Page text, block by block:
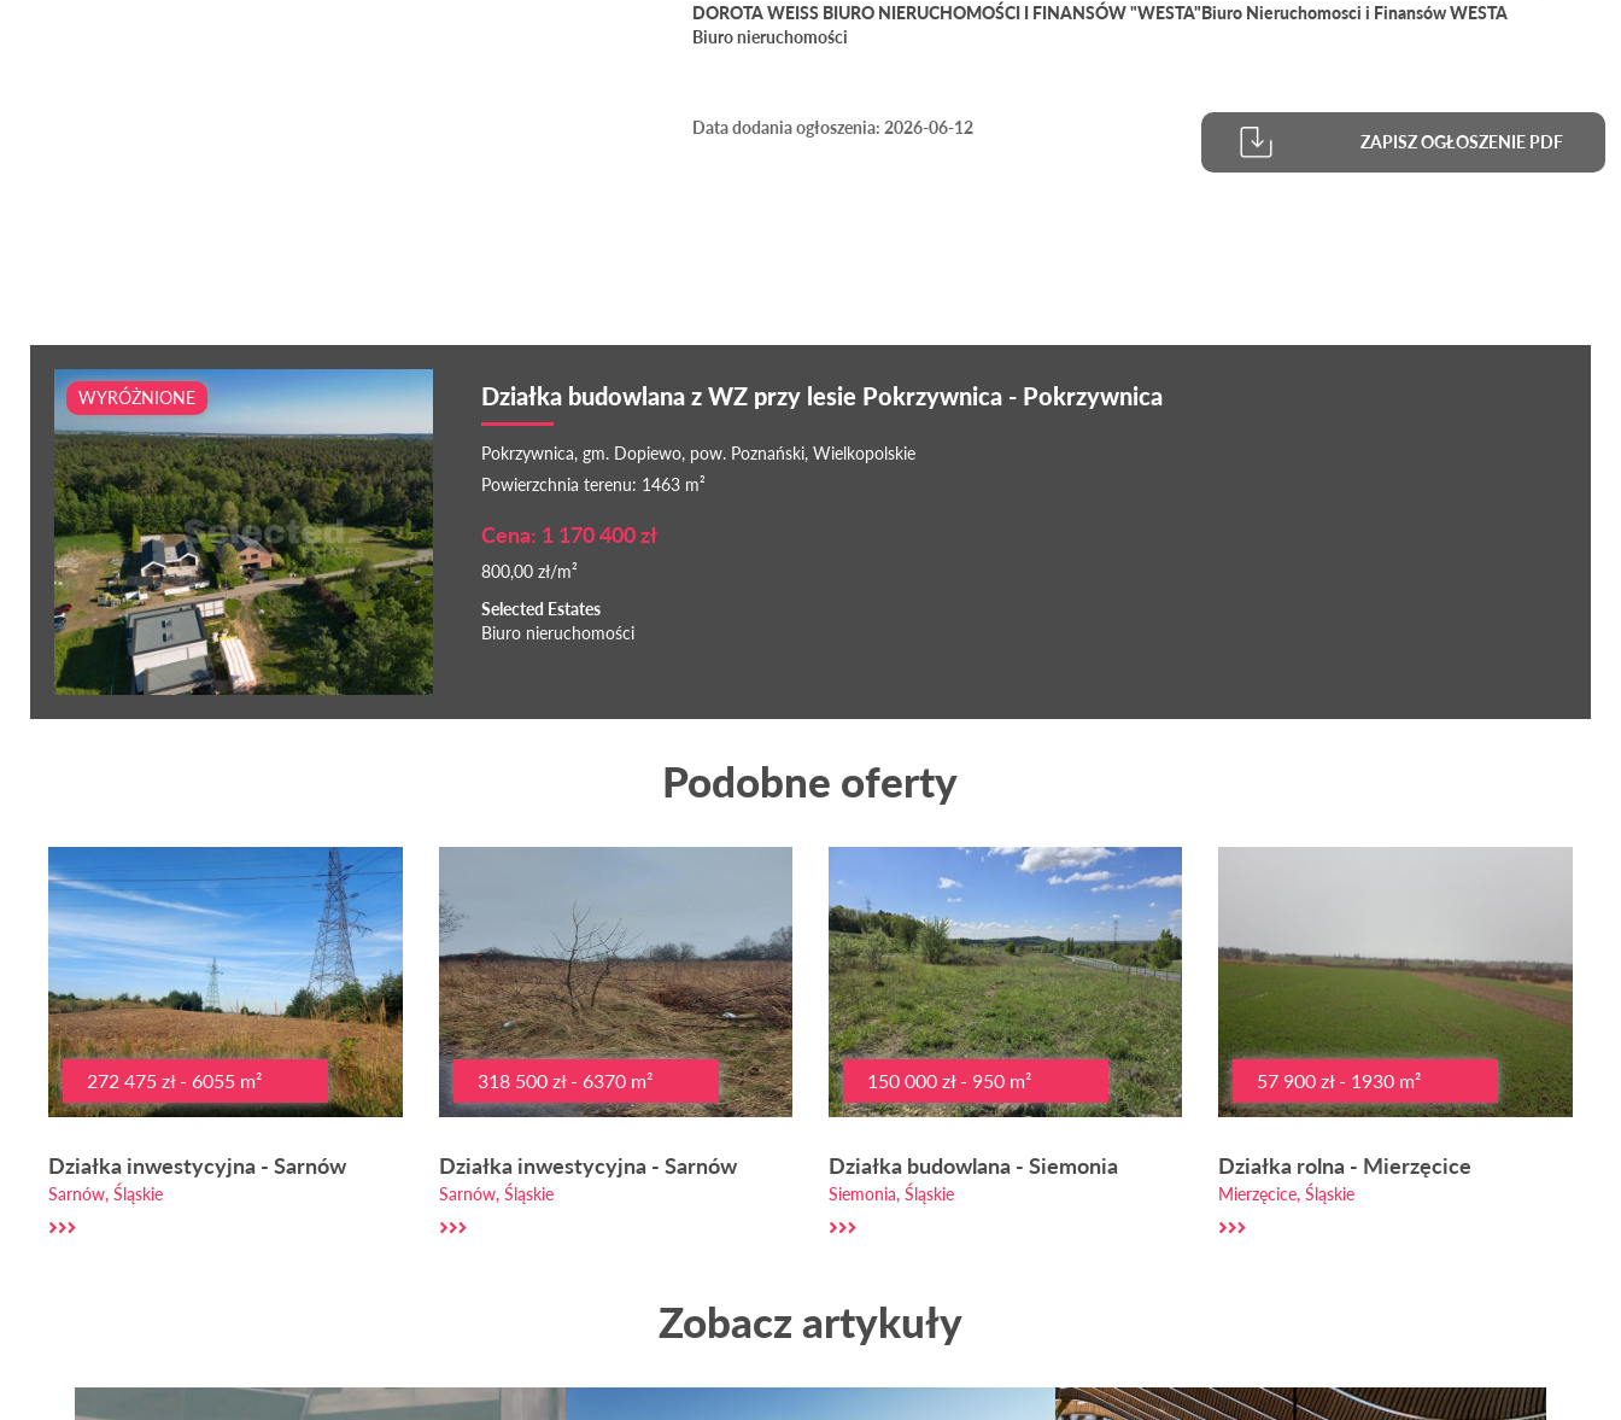
DOROTA WEISS BIURO NIERUCHOMOŚCI I FINANSÓW "WESTA"Biuro Nieruchomosci i Finansów WESTA
Biuro nieruchomości
Data dodania ogłoszenia: 2026-06-12
ZAPISZ OGŁOSZENIE PDF
WYRÓŻNIONE Działka budowlana z WZ przy lesie Pokrzywnica - Pokrzywnica
Pokrzywnica, gm. Dopiewo, pow. Poznański, Wielkopolskie
Powierzchnia terenu: 1463 m²
Cena: 1 170 400 zł
800,00 zł/m²
Selected Estates
Biuro nieruchomości
Podobne oferty
272 475 zł - 6055 m²
Działka inwestycyjna - Sarnów
Sarnów, Śląskie
318 500 zł - 6370 m²
Działka inwestycyjna - Sarnów
Sarnów, Śląskie
150 000 zł - 950 m²
Działka budowlana - Siemonia
Siemonia, Śląskie
57 900 zł - 1930 m²
Działka rolna - Mierzęcice
Mierzęcice, Śląskie
Zobacz artykuły